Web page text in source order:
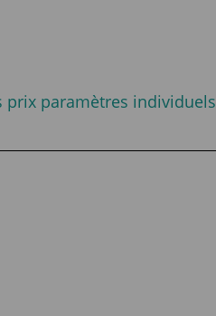
prix paramètres individuels